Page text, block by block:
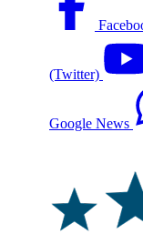
(Twitter)
Google News